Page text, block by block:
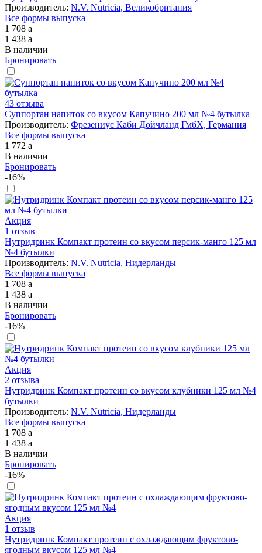
Производитель: N.V. Nutricia, Великобритания
Все формы выпуска
1 708 a
1 438 a
В наличии
Бронировать
43 отзыва
Суппортан напиток со вкусом Капучино 200 мл №4 бутылка
Производитель: Фрезениус Каби Дойчланд ГмбХ, Германия
Все формы выпуска
1 772 a
В наличии
Бронировать
-16%
Акция
1 отзыв
Нутридринк Компакт протеин со вкусом персик-манго 125 мл
№4 бутылки
Производитель: N.V. Nutricia, Нидерланды
Все формы выпуска
1 708 a
1 438 a
В наличии
Бронировать
-16%
Акция
2 отзыва
Нутридринк Компакт протеин со вкусом клубники 125 мл №4
бутылки
Производитель: N.V. Nutricia, Нидерланды
Все формы выпуска
1 708 a
1 438 a
В наличии
Бронировать
-16%
Акция
1 отзыв
Нутридринк Компакт протеин с охлаждающим фруктово-
ягодным вкусом 125 мл №4